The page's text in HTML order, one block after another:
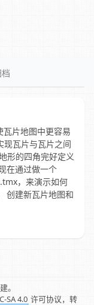
片地图中更容易
现瓦片与瓦片之间
形的四角完好定义
在通过做一个
，来演示如何
创建新瓦片地图和
。
SA 4.0 许可协议，转